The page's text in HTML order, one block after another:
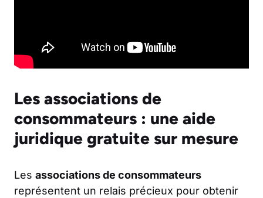
Les associations de
consommateurs : une aide
juridique gratuite sur mesure
Les associations de consommateurs
représentent un relais précieux pour obtenir